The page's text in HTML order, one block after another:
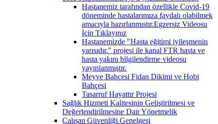
Hastanemiz tarafından özellikle Covid-19
döneminde hastalarımıza faydalı olabilmek
amacıyla hazırlanmıstır.Egzersiz Videosu
İçin Tıklayınız
Hastanemizde "Hasta eğitimi iyileşmenin
yarısıdır." projesi ile kanal FTR hasta ve
hasta yakını bilgilendirme videosu
yayınlanmıştır.
Meyve Bahçesi Fidan Dikimi ve Hobi
Bahçesi
Tasarruf Hayattır Projesi
Sağlık Hizmeti Kalitesinin Geliştirilmesi ve
Değerlendirilmesine Dair Yönetmelik
Çalışan Güvenliği Genelgesi